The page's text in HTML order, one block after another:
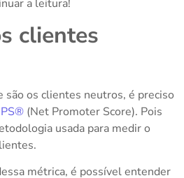
a leitura!
clientes
os clientes neutros, é preciso
(Net Promoter Score). Pois
usada para medir o
métrica, é possível entender